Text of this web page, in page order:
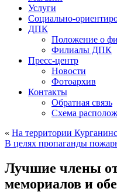
Услуги
Социально-
ДПК
Положение о
Филиалы ДПК
Пресс-центр
Новости
Фотоархив
Контакты
Обратная связь
Схема
« На территории
В целях пропаганды
Лучшие члены
мемориалов и